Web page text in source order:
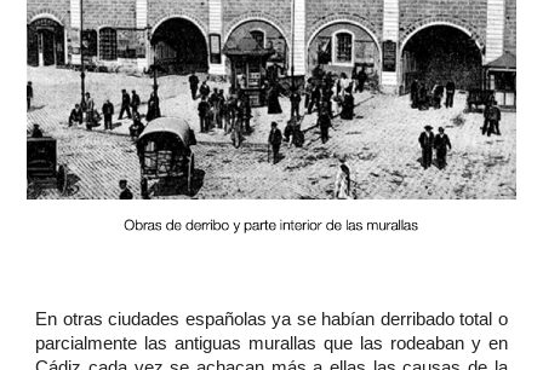
En otras ciudades españolas ya se habían derribado total o
parcialmente las antiguas murallas que las rodeaban y en